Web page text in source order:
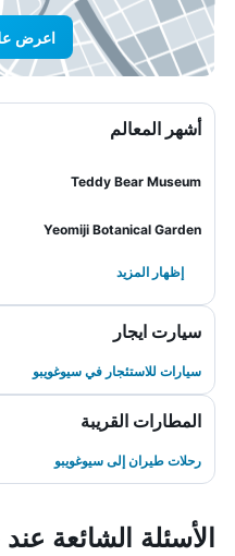
اعرض
أشهر المعالم
Teddy Bear Museum
Yeomiji Botanical Garden
إظهار المزيد
سيارت ايجار
سيارات للاستئجار في سيوغويبو
المطارات القريبة
رحلات طيران إلى سيوغويبو
الأسئلة الشائعة